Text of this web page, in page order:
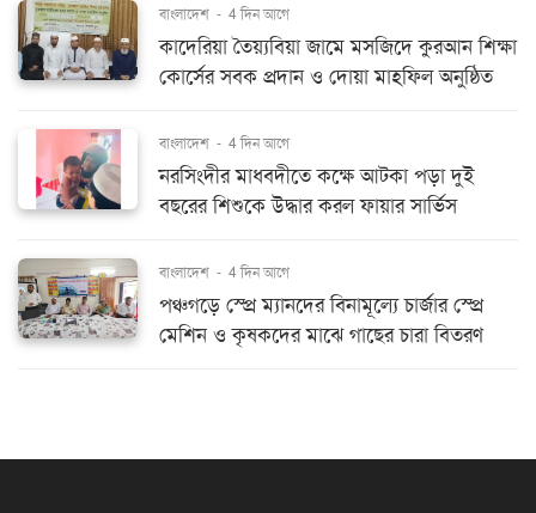
বাংলাদেশ - 4 দিন আগে
কাদেরিয়া তৈয়্যবিয়া জামে মসজিদে কুরআন শিক্ষা
কোর্সের সবক প্রদান ও দোয়া মাহফিল অনুষ্ঠিত
বাংলাদেশ - 4 দিন আগে
নরসিংদীর মাধবদীতে কক্ষে আটকা পড়া দুই
বছরের শিশুকে উদ্ধার করল ফায়ার সার্ভিস
বাংলাদেশ - 4 দিন আগে
পঞ্চগড়ে স্প্রে ম্যানদের বিনামূল্যে চার্জার স্প্রে
মেশিন ও কৃষকদের মাঝে গাছের চারা বিতরণ